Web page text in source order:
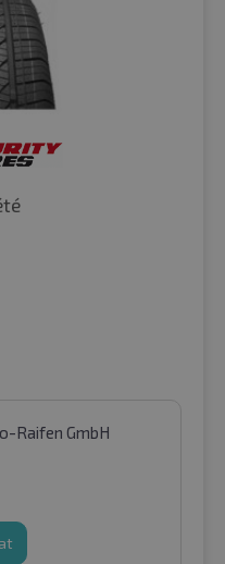
Raifen GmbH